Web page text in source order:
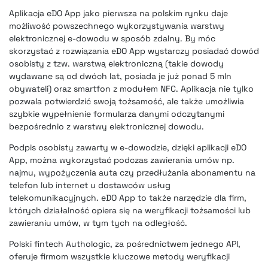
Aplikacja eDO App jako pierwsza na polskim rynku daje
możliwość powszechnego wykorzystywania warstwy
elektronicznej e-dowodu w sposób zdalny. By móc
skorzystać z rozwiązania eDO App wystarczy posiadać dowód
osobisty z tzw. warstwą elektroniczną (takie dowody
wydawane są od dwóch lat, posiada je już ponad 5 mln
obywateli) oraz smartfon z modułem NFC. Aplikacja nie tylko
pozwala potwierdzić swoją tożsamość, ale także umożliwia
szybkie wypełnienie formularza danymi odczytanymi
bezpośrednio z warstwy elektronicznej dowodu.
Podpis osobisty zawarty w e-dowodzie, dzięki aplikacji eDO
App, można wykorzystać podczas zawierania umów np.
najmu, wypożyczenia auta czy przedłużania abonamentu na
telefon lub internet u dostawców usług
telekomunikacyjnych. eDO App to także narzędzie dla firm,
których działalność opiera się na weryfikacji tożsamości lub
zawieraniu umów, w tym tych na odległość.
Polski fintech Authologic, za pośrednictwem jednego API,
oferuje firmom wszystkie kluczowe metody weryfikacji